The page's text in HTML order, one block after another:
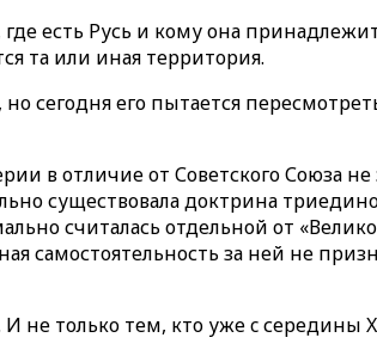
есть Русь и кому она
та или иная территория.
сегодня его пытается
в отличие от Советского Союза
существовала доктрина
считалась отдельной от
самостоятельность за ней не
только тем, кто уже c середины